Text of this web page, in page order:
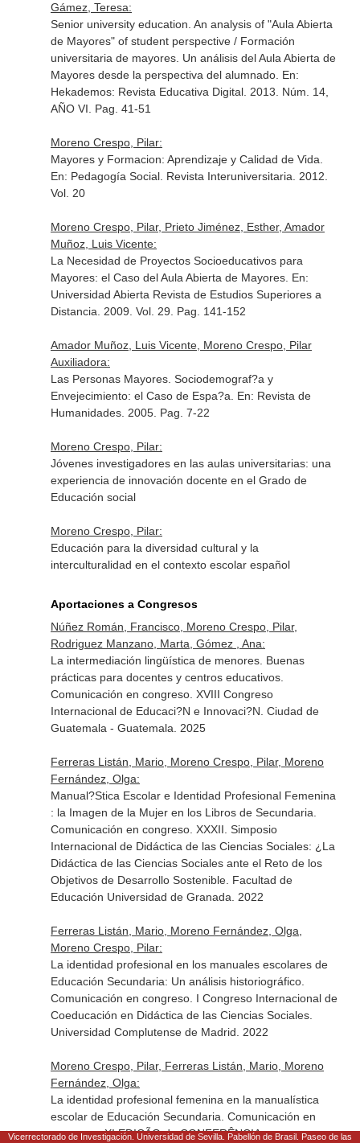
Gámez, Teresa:
Senior university education. An analysis of "Aula Abierta
de Mayores" of student perspective / Formación
universitaria de mayores. Un análisis del Aula Abierta de
Mayores desde la perspectiva del alumnado. En:
Hekademos: Revista Educativa Digital. 2013. Núm. 14,
AÑO VI. Pag. 41-51
Moreno Crespo, Pilar:
Mayores y Formacion: Aprendizaje y Calidad de Vida.
En: Pedagogía Social. Revista Interuniversitaria . 2012.
Vol. 20
Moreno Crespo, Pilar, Prieto Jiménez, Esther, Amador
Muñoz, Luis Vicente:
La Necesidad de Proyectos Socioeducativos para
Mayores: el Caso del Aula Abierta de Mayores. En:
Universidad Abierta Revista de Estudios Superiores a
Distancia . 2009. Vol. 29. Pag. 141-152
Amador Muñoz, Luis Vicente, Moreno Crespo, Pilar
Auxiliadora:
Las Personas Mayores. Sociodemograf?a y
Envejecimiento: el Caso de Espa?a. En: Revista de
Humanidades. 2005. Pag. 7-22
Moreno Crespo, Pilar:
Jóvenes investigadores en las aulas universitarias: una
experiencia de innovación docente en el Grado de
Educación social
Moreno Crespo, Pilar:
Educación para la diversidad cultural y la
interculturalidad en el contexto escolar español
Aportaciones a Congresos
Núñez Román, Francisco, Moreno Crespo, Pilar,
Rodriguez Manzano, Marta, Gómez , Ana:
La intermediación lingüística de menores. Buenas
prácticas para docentes y centros educativos.
Comunicación en congreso. XVIII Congreso
Internacional de Educaci?N e Innovaci?N. Ciudad de
Guatemala - Guatemala. 2025
Ferreras Listán, Mario, Moreno Crespo, Pilar, Moreno
Fernández, Olga:
Manual?Stica Escolar e Identidad Profesional Femenina
: la Imagen de la Mujer en los Libros de Secundaria.
Comunicación en congreso. XXXII. Simposio
Internacional de Didáctica de las Ciencias Sociales: ¿La
Didáctica de las Ciencias Sociales ante el Reto de los
Objetivos de Desarrollo Sostenible. Facultad de
Educación Universidad de Granada. 2022
Ferreras Listán, Mario, Moreno Fernández, Olga,
Moreno Crespo, Pilar:
La identidad profesional en los manuales escolares de
Educación Secundaria: Un análisis historiográfico.
Comunicación en congreso. I Congreso Internacional de
Coeducación en Didáctica de las Ciencias Sociales.
Universidad Complutense de Madrid. 2022
Moreno Crespo, Pilar, Ferreras Listán, Mario, Moreno
Fernández, Olga:
La identidad profesional femenina en la manualística
escolar de Educación Secundaria. Comunicación en
congreso. XI EDIÇÃO da CONFERÊNCIA
Vicerrectorado de Investigación. Universidad de Sevilla. Pabellón de Brasil. Paseo de las